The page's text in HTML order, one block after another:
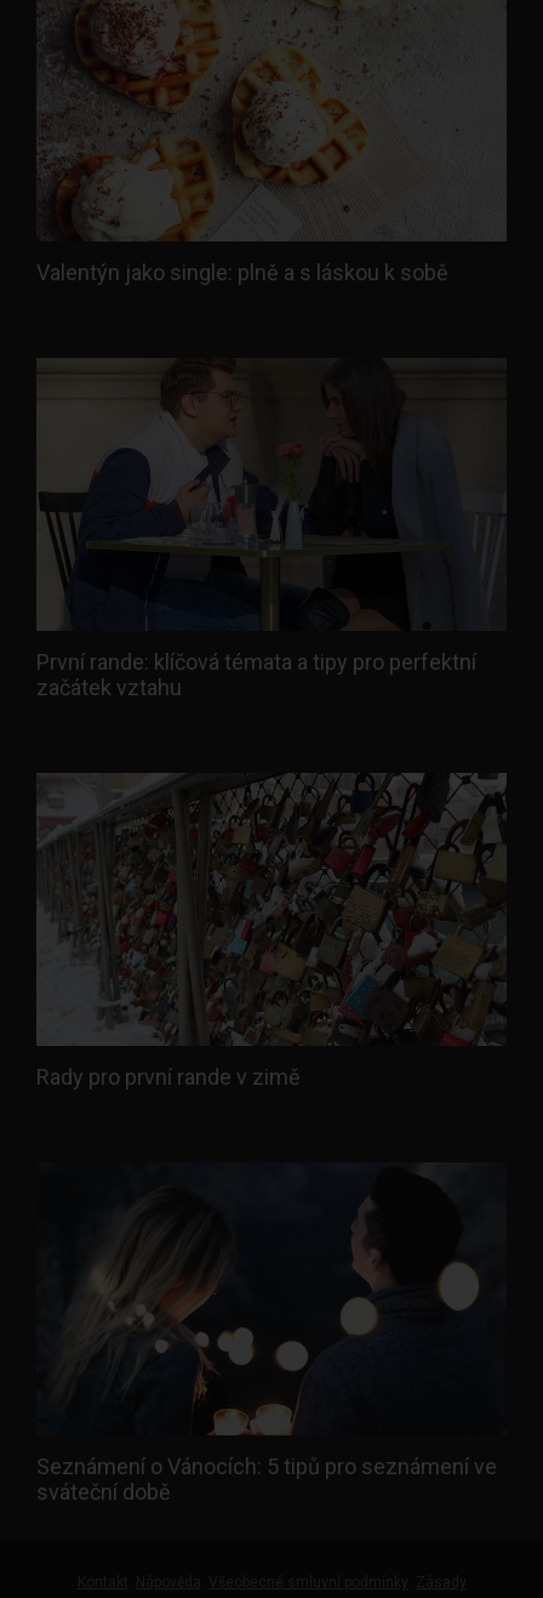
Valentýn jako single: plně a s láskou k sobě
První rande: klíčová témata a tipy pro perfektní
začátek vztahu
Rady pro první rande v zimě
Seznámení o Vánocích: 5 tipů pro seznámení ve
sváteční době